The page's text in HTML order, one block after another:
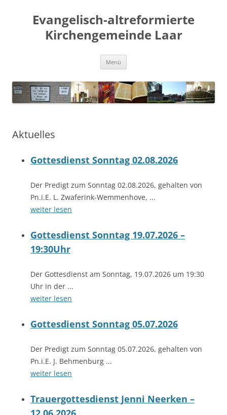
Evangelisch-altreformierte
Kirchengemeinde Laar
Menü
Aktuelles
Gottesdienst Sonntag 02.08.2026
Der Predigt zum Sonntag 02.08.2026, gehalten von
Pn.i.E. L. Zwaferink-Wemmenhove, ...
weiter lesen
Gottesdienst Sonntag 19.07.2026 –
19:30Uhr
Der Gottesdienst am Sonntag, 19.07.2026 um 19:30
Uhr in der ...
weiter lesen
Gottesdienst Sonntag 05.07.2026
Der Predigt zum Sonntag 05.07.2026, gehalten von
Pn.i.E. J. Behmenburg ...
weiter lesen
Trauergottesdienst Jenni Neerken –